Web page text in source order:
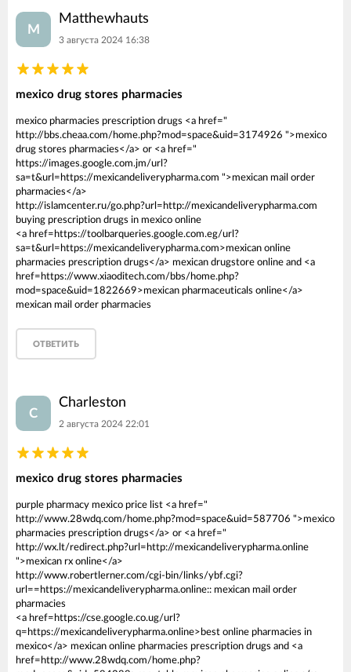
M
Matthewhauts
3 августа 2024 16:38
mexico drug stores pharmacies
mexico pharmacies prescription drugs <a href="
http://bbs.cheaa.com/home.php?mod=space&uid=3174926 ">mexico
drug stores pharmacies</a> or <a href="
https://images.google.com.jm/url?
sa=t&url=https://mexicandeliverypharma.com ">mexican mail order
pharmacies</a>
http://islamcenter.ru/go.php?url=http://mexicandeliverypharma.com
buying prescription drugs in mexico online
<a href=https://toolbarqueries.google.com.eg/url?
sa=t&url=https://mexicandeliverypharma.com>mexican online
pharmacies prescription drugs</a> mexican drugstore online and <a
href=https://www.xiaoditech.com/bbs/home.php?
mod=space&uid=1822669>mexican pharmaceuticals online</a>
mexican mail order pharmacies
ОТВЕТИТЬ
C
Charleston
2 августа 2024 22:01
mexico drug stores pharmacies
purple pharmacy mexico price list <a href="
http://www.28wdq.com/home.php?mod=space&uid=587706 ">mexico
pharmacies prescription drugs</a> or <a href="
http://wx.lt/redirect.php?url=http://mexicandeliverypharma.online
">mexican rx online</a>
http://www.robertlerner.com/cgi-bin/links/ybf.cgi?
url==https://mexicandeliverypharma.online:: mexican mail order
pharmacies
<a href=https://cse.google.co.ug/url?
q=https://mexicandeliverypharma.online>best online pharmacies in
mexico</a> mexican online pharmacies prescription drugs and <a
href=http://www.28wdq.com/home.php?